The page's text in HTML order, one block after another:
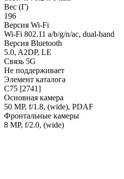
Вес (Г)
196
Версия Wi-Fi
Wi-Fi 802.11 a/b/g/n/ac, dual-band
Версия Bluetooth
5.0, A2DP, LE
Связь 5G
Не поддерживает
Элемент каталога
С75 [2741]
Основная камера
50 MP, f/1.8, (wide), PDAF
Фронтальные камеры
8 MP, f/2.0, (wide)